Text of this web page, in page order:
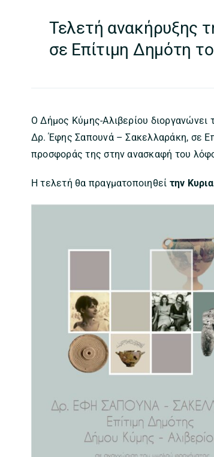
Τελετή ανακήρυξης
σε Επίτιμη Δημότη
Ο Δήμος Κύμης-Αλιβερίου διοργανώνει
Δρ. Έφης Σαπουνά – Σακελλαράκη, σε
προσφοράς της στην ανασκαφή του
Η τελετή θα πραγματοποιηθεί την